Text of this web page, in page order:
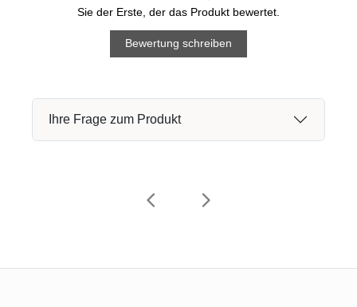
Sie der Erste, der das Produkt bewertet.
Bewertung schreiben
Ihre Frage zum Produkt